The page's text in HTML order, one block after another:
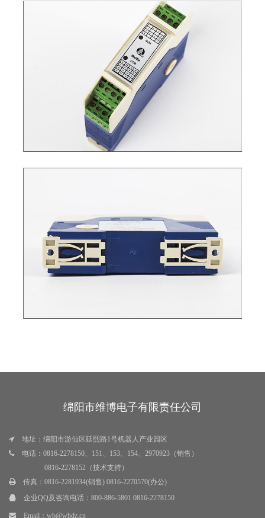
绵阳市维博电子有限责任公司
地址：绵阳市游仙区延熙路1号机器人产业园区
电话：0816-2278150、151、153、154、2970923（销售）
0816-2278152（技术支持）
传真：0816-2281934(销售) 0816-2270570(办公)
企业QQ及咨询电话： 800-886-5801 0816-2278150
Email： wb@wbdz.cn